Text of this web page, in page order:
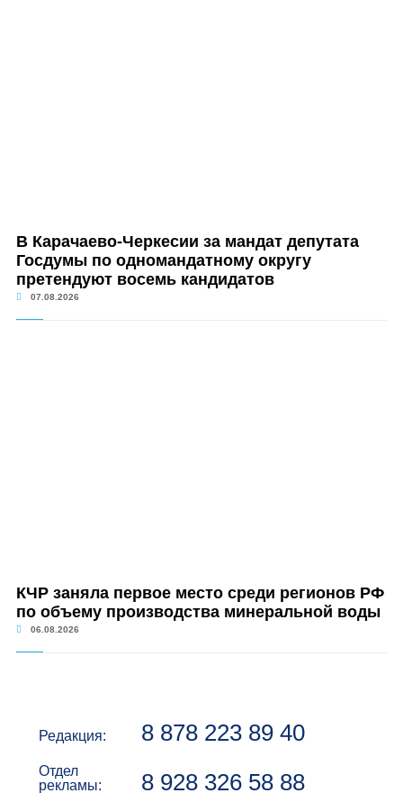
В Карачаево-Черкесии за мандат депутата
Госдумы по одномандатному округу
претендуют восемь кандидатов
07.08.2026
КЧР заняла первое место среди регионов РФ
по объему производства минеральной воды
06.08.2026
Редакция: 8 878 223 89 40
Отдел
рекламы:
8 928 326 58 88